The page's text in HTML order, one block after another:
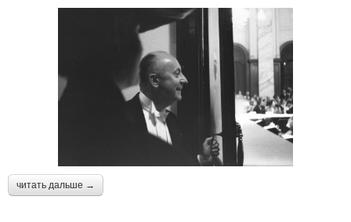
читать дальше →